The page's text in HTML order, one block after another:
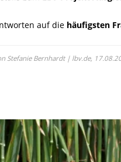
auf die häufigsten
Stefanie Bernhardt | lbv.de,